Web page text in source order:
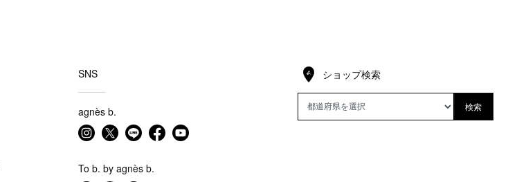
SNS
agnès b.
To b. by agnès b.
ショップ検索
検索